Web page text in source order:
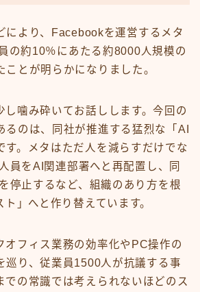
により、Facebookを運営するメタ
の約10％にあたる約8000人規模の
ことが明らかになりました。
し噛み砕いてお話しします。今回の
るのは、同社が推進する猛烈な「AI
す。メタはただ人を減らすだけでな
員をAI関連部署へと再配置し、同
停止するなど、組織のあり方を根
」へと作り替えています。
オフィス業務の効率化やPC操作の
巡り、従業員1500人が抗議する事
での常識では考えられないほどのス